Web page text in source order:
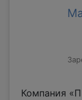
Компания